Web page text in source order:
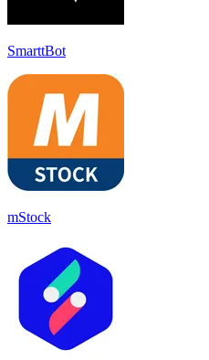
SmarttBot
mStock